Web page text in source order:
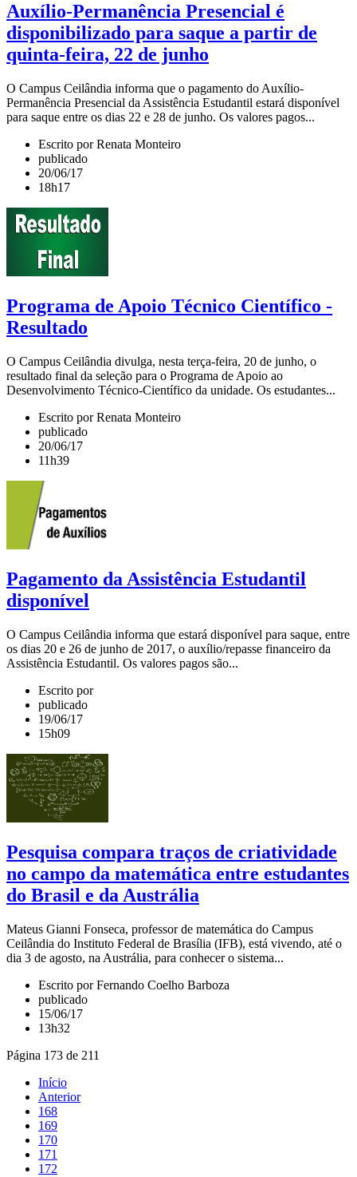
Auxílio-Permanência Presencial é
disponibilizado para saque a partir de
quinta-feira, 22 de junho
O Campus Ceilândia informa que o pagamento do Auxílio-
Permanência Presencial da Assistência Estudantil estará disponível
para saque entre os dias 22 e 28 de junho. Os valores pagos...
Escrito por Renata Monteiro
publicado
20/06/17
18h17
Programa de Apoio Técnico Científico -
Resultado
O Campus Ceilândia divulga, nesta terça-feira, 20 de junho, o
resultado final da seleção para o Programa de Apoio ao
Desenvolvimento Técnico-Científico da unidade. Os estudantes...
Escrito por Renata Monteiro
publicado
20/06/17
11h39
Pagamento da Assistência Estudantil
disponível
O Campus Ceilândia informa que estará disponível para saque, entre
os dias 20 e 26 de junho de 2017, o auxílio/repasse financeiro da
Assistência Estudantil. Os valores pagos são...
Escrito por
publicado
19/06/17
15h09
Pesquisa compara traços de criatividade
no campo da matemática entre estudantes
do Brasil e da Austrália
Mateus Gianni Fonseca, professor de matemática do Campus
Ceilândia do Instituto Federal de Brasília (IFB), está vivendo, até o
dia 3 de agosto, na Austrália, para conhecer o sistema...
Escrito por Fernando Coelho Barboza
publicado
15/06/17
13h32
Página 173 de 211
Início
Anterior
168
169
170
171
172